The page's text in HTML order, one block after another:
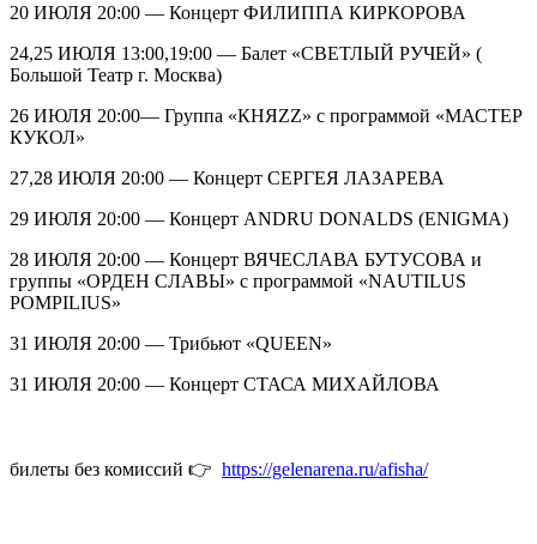
20 ИЮЛЯ 20:00 — Концерт ФИЛИППА КИРКОРОВА
24,25 ИЮЛЯ 13:00,19:00 — Балет «СВЕТЛЫЙ РУЧЕЙ» (
Большой Театр г. Москва)
26 ИЮЛЯ 20:00— Группа «КНЯZZ» с программой «МАСТЕР
КУКОЛ»
27,28 ИЮЛЯ 20:00 — Концерт СЕРГЕЯ ЛАЗАРЕВА
29 ИЮЛЯ 20:00 — Концерт ANDRU DONALDS (ENIGMA)
28 ИЮЛЯ 20:00 — Концерт ВЯЧЕСЛАВА БУТУСОВА и
группы «ОРДЕН СЛАВЫ» с программой «NAUTILUS
POMPILIUS»
31 ИЮЛЯ 20:00 — Трибьют «QUEEN»
31 ИЮЛЯ 20:00 — Концерт СТАСА МИХАЙЛОВА
билеты без комиссий 👉 https://gelenarena.ru/afisha/